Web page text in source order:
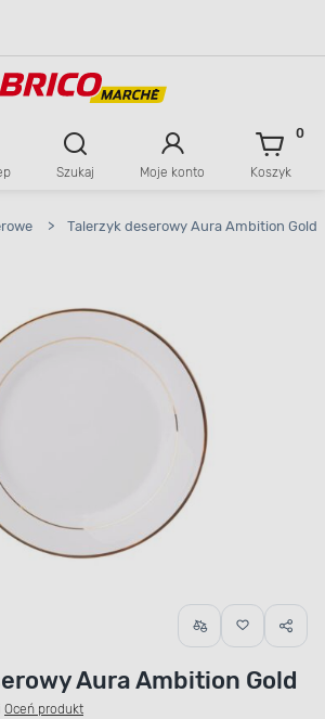
zawartości
Szukaj Moje konto Koszyk
0
> Talerzyk deserowy Aura Ambition Gold
Aura Ambition Gold
Oceń produkt